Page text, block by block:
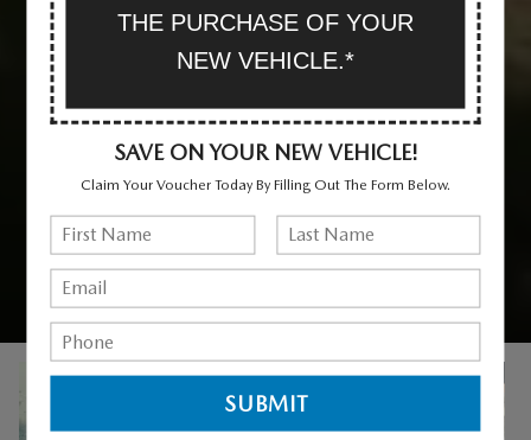
THE PURCHASE OF YOUR
NEW VEHICLE.*
SAVE ON YOUR NEW VEHICLE!
Claim Your Voucher Today By Filling Out The Form Below.